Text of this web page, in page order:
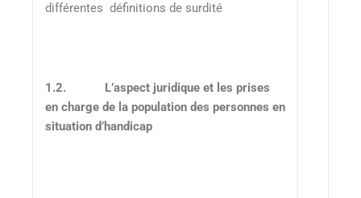
différentes définitions de surdité
1.2. L’aspect juridique et les prises
en charge de la population des personnes en
situation d’handicap